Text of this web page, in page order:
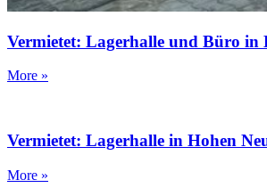
Vermietet: Lagerhalle und Büro in
More »
Vermietet: Lagerhalle in Hohen
More »